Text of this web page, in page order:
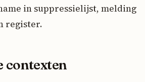
in suppressielijst, melding
register.
contexten